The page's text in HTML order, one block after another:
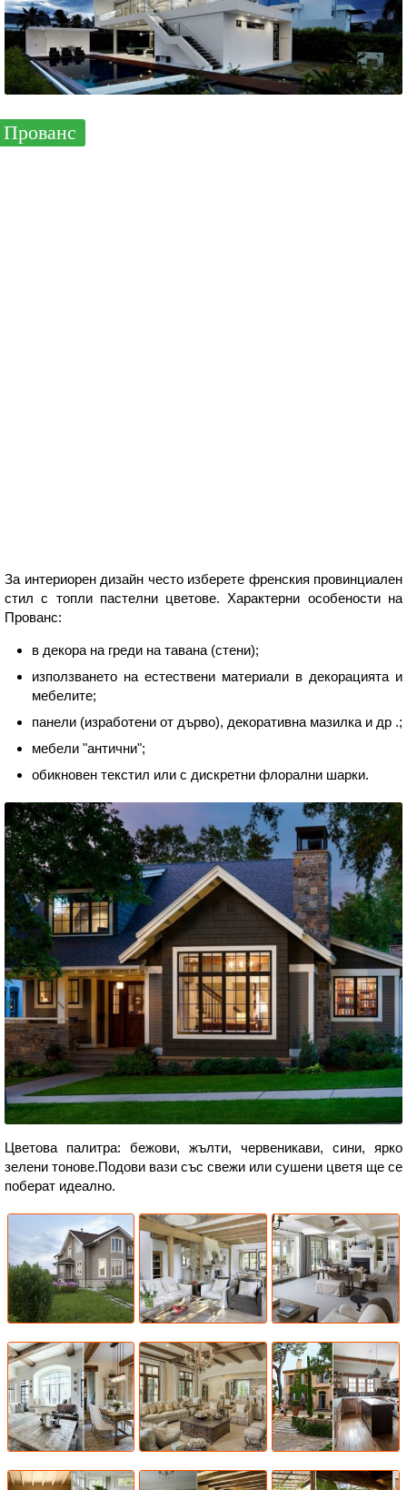
Прованс
За интериорен дизайн често изберете френския провинциален
стил с топли пастелни цветове. Характерни особености на
Прованс:
в декора на греди на тавана (стени);
използването на естествени материали в декорацията и
мебелите;
панели (изработени от дърво), декоративна мазилка и др .;
мебели "антични";
обикновен текстил или с дискретни флорални шарки.
Цветова палитра: бежови, жълти, червеникави, сини, ярко
зелени тонове.Подови вази със свежи или сушени цветя ще се
поберат идеално.